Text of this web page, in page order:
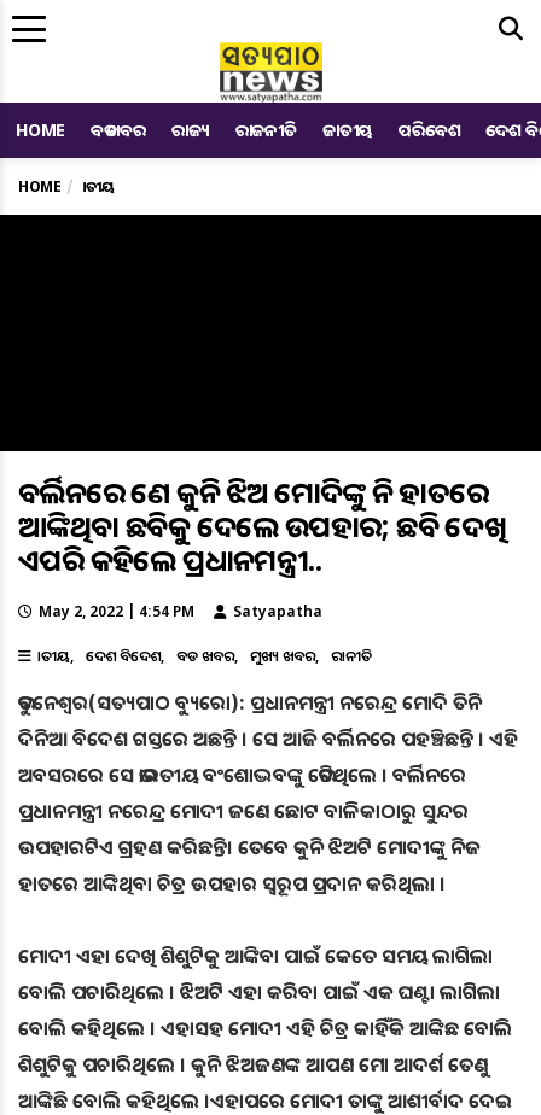
HOME ବଡ ଖବର ରାଜ୍ୟ ରାଜନୀତି ଜାତୀୟ ପରିବେଶ ଦେଶ
HOME ଜାତୀୟ
ବର୍ଲିନରେ ଜଣେ କୁନି ଝିଅ ମୋଦିଙ୍କୁ ନିଜ ହାତରେ
ଆଙ୍କିଥିବା ଛବିକୁ ଦେଲେ ଉପହାର; ଛବି ଦେଖି
ଏପରି କହିଲେ ପ୍ରଧାନମନ୍ତ୍ରୀ..
May 2, 2022 | 4:54 PM Satyapatha
ଜାତୀୟ ଦେଶ ବିଦେଶ ବଡ ଖବର ମୁଖ୍ୟ ଖବର ରାଜନୀତି
ଭୁବନେଶ୍ୱର(ସତ୍ୟପାଠ ବ୍ୟୁରୋ): ପ୍ରଧାନମନ୍ତ୍ରୀ ନରେନ୍ଦ୍ର ମୋଦି ତିନି
ଦିନିଆ ବିଦେଶ ଗସ୍ତରେ ଅଛନ୍ତି । ସେ ଆଜି ବର୍ଲିନରେ ପହଞ୍ଚିଛନ୍ତି । ଏହି
ଅବସରରେ ସେ ଭାରତୀୟ ବଂଶୋଦ୍ଭବଙ୍କୁ ଭେଟିଥିଲେ । ବର୍ଲିନରେ
ପ୍ରଧାନମନ୍ତ୍ରୀ ନରେନ୍ଦ୍ର ମୋଦୀ ଜଣେ ଛୋଟ ବାଳିକାଠାରୁ ସୁନ୍ଦର
ଉପହାରଟିଏ ଗ୍ରହଣ କରିଛନ୍ତି। ତେବେ କୁନି ଝିଅଟି ମୋଦୀଙ୍କୁ ନିଜ
ହାତରେ ଆଙ୍କିଥିବା ଚିତ୍ର ଉପହାର ସ୍ୱରୂପ ପ୍ରଦାନ କରିଥିଲା ।
ମୋଦୀ ଏହା ଦେଖି ଶିଶୁଟିକୁ ଆଙ୍କିବା ପାଇଁ କେତେ ସମୟ ଲାଗିଲା
ବୋଲି ପଚାରିଥିଲେ । ଝିଅଟି ଏହା କରିବା ପାଇଁ ଏକ ଘଣ୍ଟା ଲାଗିଲା
ବୋଲି କହିଥିଲେ । ଏହାସହ ମୋଦୀ ଏହି ଚିତ୍ର କାହିଁକି ଆଙ୍କିଛ ବୋଲି
ଶିଶୁଟିକୁ ପଚାରିଥିଲେ । କୁନି ଝିଅଜଣଙ୍କ ଆପଣ ମୋ ଆଦର୍ଶ ତେଣୁ
ଆଙ୍କିଛି ବୋଲି କହିଥିଲେ ।ଏହାପରେ ମୋଦୀ ତାଙ୍କୁ ଆଶୀର୍ବାଦ ଦେଇ